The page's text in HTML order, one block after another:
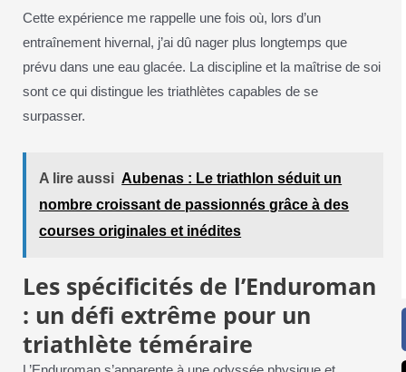
Cette expérience me rappelle une fois où, lors d’un
entraînement hivernal, j’ai dû nager plus longtemps que
prévu dans une eau glacée. La discipline et la maîtrise de soi
sont ce qui distingue les triathlètes capables de se
surpasser.
A lire aussi Aubenas : Le triathlon séduit un
nombre croissant de passionnés grâce à des
courses originales et inédites
Les spécificités de l’Enduroman
: un défi extrême pour un
triathlète téméraire